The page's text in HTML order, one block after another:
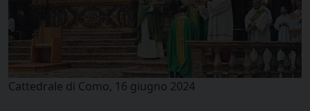
Cattedrale di Como, 16 giugno 2024